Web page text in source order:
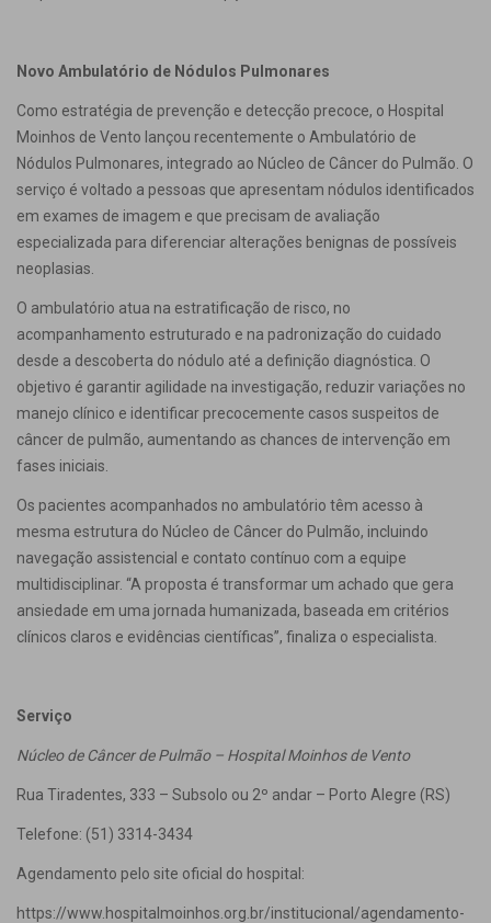
Novo Ambulatório de Nódulos Pulmonares
Como estratégia de prevenção e detecção precoce, o Hospital
Moinhos de Vento lançou recentemente o Ambulatório de
Nódulos Pulmonares, integrado ao Núcleo de Câncer do Pulmão. O
serviço é voltado a pessoas que apresentam nódulos identificados
em exames de imagem e que precisam de avaliação
especializada para diferenciar alterações benignas de possíveis
neoplasias.
O ambulatório atua na estratificação de risco, no
acompanhamento estruturado e na padronização do cuidado
desde a descoberta do nódulo até a definição diagnóstica. O
objetivo é garantir agilidade na investigação, reduzir variações no
manejo clínico e identificar precocemente casos suspeitos de
câncer de pulmão, aumentando as chances de intervenção em
fases iniciais.
Os pacientes acompanhados no ambulatório têm acesso à
mesma estrutura do Núcleo de Câncer do Pulmão, incluindo
navegação assistencial e contato contínuo com a equipe
multidisciplinar. “A proposta é transformar um achado que gera
ansiedade em uma jornada humanizada, baseada em critérios
clínicos claros e evidências científicas”, finaliza o especialista.
Serviço
Núcleo de Câncer de Pulmão – Hospital Moinhos de Vento
Rua Tiradentes, 333 – Subsolo ou 2º andar – Porto Alegre (RS)
Telefone: (51) 3314-3434
Agendamento pelo site oficial do hospital:
https://www.hospitalmoinhos.org.br/institucional/agendamento-